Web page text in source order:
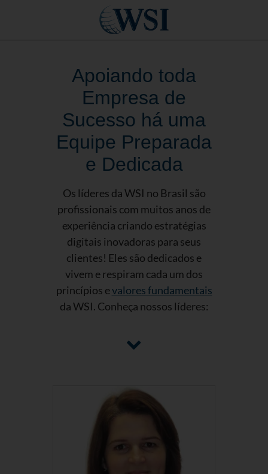
Apoiando toda
Empresa de
Sucesso há uma
Equipe Preparada
e Dedicada
Os líderes da WSI no Brasil são
profissionais com muitos anos de
experiência criando estratégias
digitais inovadoras para seus
clientes! Eles são dedicados e
vivem e respiram cada um dos
princípios evalores fundamentais
da WSI. Conheça nossos líderes: